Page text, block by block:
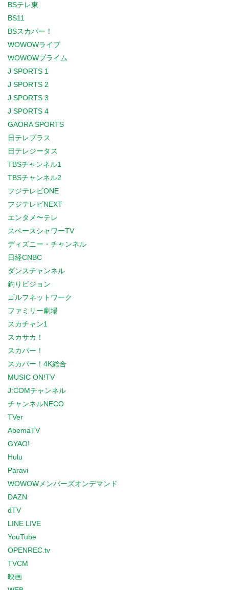
BSテレ東
BS11
BSスカパー！
WOWOWライブ
WOWOWプライム
J SPORTS 1
J SPORTS 2
J SPORTS 3
J SPORTS 4
GAORA SPORTS
日テレプラス
日テレジータス
TBSチャンネル1
TBSチャンネル2
フジテレビONE
フジテレビNEXT
エンタメ〜テレ
スペースシャワーTV
ディズニー・チャンネル
日経CNBC
ダンスチャンネル
釣りビジョン
ゴルフネットワーク
ファミリー劇場
スカチャン1
スカサカ！
スカパー！
スカパー！4K総合
MUSIC ON!TV
J:COMチャンネル
チャンネルNECO
TVer
AbemaTV
GYAO!
Hulu
Paravi
WOWOWメンバーズオンデマンド
DAZN
dTV
LINE LIVE
YouTube
OPENREC.tv
TVCM
映画